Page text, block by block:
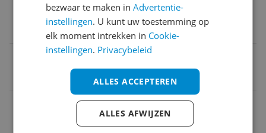
Type drager
Verpakking hoogte
Type opbergcase
bezwaar te maken inAdvertentie-
instellingen. U kunt uw toestemming op
elk moment intrekken in Cookie-
instellingen. Privacybeleid
ALLES ACCEPTEREN
ALLES AFWIJZEN